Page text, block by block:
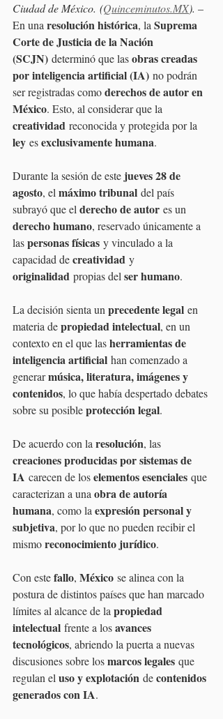
Ciudad de México. (Quinceminutos.MX). –
En una resolución histórica, la Suprema
Corte de Justicia de la Nación
(SCJN) determinó que las obras creadas
por inteligencia artificial (IA) no podrán
ser registradas como derechos de autor en
México. Esto, al considerar que la
creatividad reconocida y protegida por la
ley es exclusivamente humana.
Durante la sesión de este jueves 28 de
agosto, el máximo tribunal del país
subrayó que el derecho de autor es un
derecho humano, reservado únicamente a
las personas físicas y vinculado a la
capacidad de creatividad y
originalidad propias del ser humano.
La decisión sienta un precedente legal en
materia de propiedad intelectual, en un
contexto en el que las herramientas de
inteligencia artificial han comenzado a
generar música, literatura, imágenes y
contenidos, lo que había despertado debates
sobre su posible protección legal.
De acuerdo con la resolución, las
creaciones producidas por sistemas de
IA carecen de los elementos esenciales que
caracterizan a una obra de autoría
humana, como la expresión personal y
subjetiva, por lo que no pueden recibir el
mismo reconocimiento jurídico.
Con este fallo, México se alinea con la
postura de distintos países que han marcado
límites al alcance de la propiedad
intelectual frente a los avances
tecnológicos, abriendo la puerta a nuevas
discusiones sobre los marcos legales que
regulan el uso y explotación de contenidos
generados con IA.